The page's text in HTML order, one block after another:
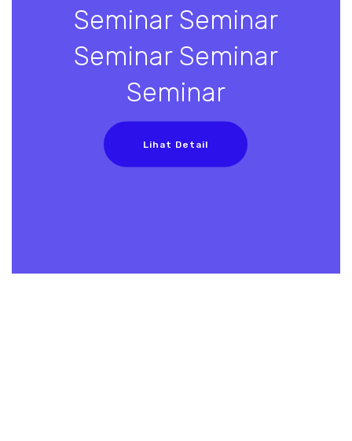
Seminar Seminar
Seminar Seminar
Seminar
Lihat Detail